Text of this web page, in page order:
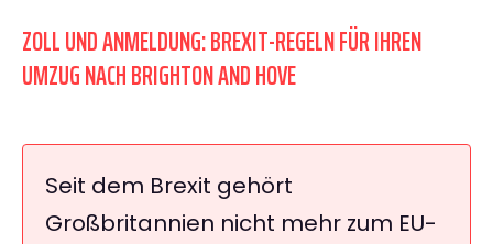
ZOLL UND ANMELDUNG: BREXIT-REGELN FÜR IHREN
UMZUG NACH BRIGHTON AND HOVE
Seit dem Brexit gehört
Großbritannien nicht mehr zum EU-